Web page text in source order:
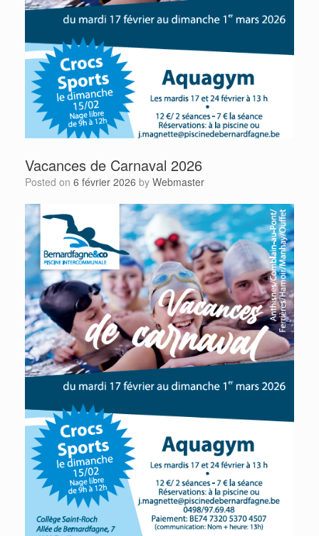
Vacances de Carnaval 2026
Posted on 6 février 2026 by Webmaster